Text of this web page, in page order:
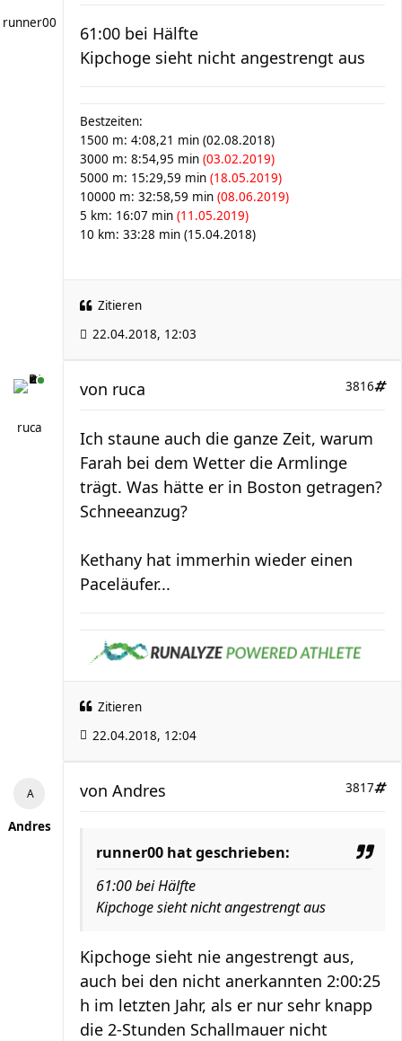
runner00
61:00 bei Hälfte
Kipchoge sieht nicht angestrengt aus
Bestzeiten:
1500 m: 4:08,21 min (02.08.2018)
3000 m: 8:54,95 min (03.02.2019)
5000 m: 15:29,59 min (18.05.2019)
10000 m: 32:58,59 min (08.06.2019)
5 km: 16:07 min (11.05.2019)
10 km: 33:28 min (15.04.2018)
Zitieren
22.04.2018, 12:03
ruca
3816
von ruca
Ich staune auch die ganze Zeit, warum
Farah bei dem Wetter die Armlinge
trägt. Was hätte er in Boston getragen?
Schneeanzug?
Kethany hat immerhin wieder einen
Paceläufer...
Zitieren
22.04.2018, 12:04
Andres
3817
von Andres
runner00 hat geschrieben:
61:00 bei Hälfte
Kipchoge sieht nicht angestrengt aus
Kipchoge sieht nie angestrengt aus,
auch bei den nicht anerkannten 2:00:25
h im letzten Jahr, als er nur sehr knapp
die 2-Stunden Schallmauer nicht